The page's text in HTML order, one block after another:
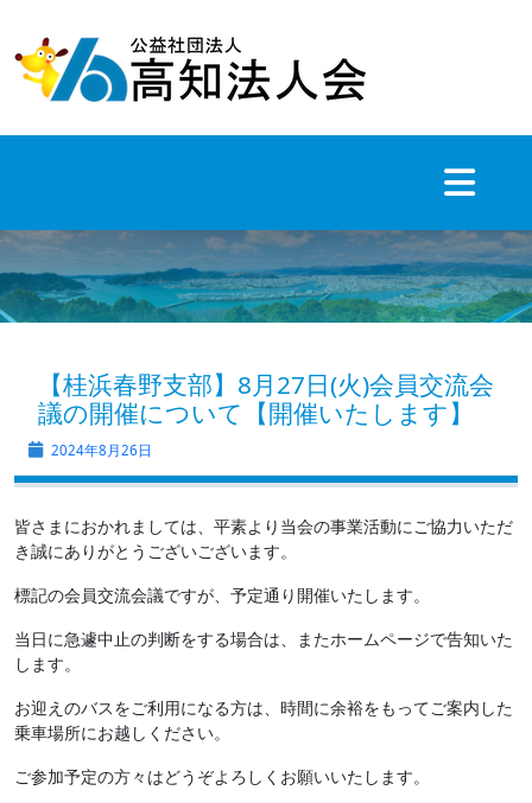
content
【桂浜春野支部】8月27日(火)会員交流会
議の開催について【開催いたします】
2024年8月26日
皆さまにおかれましては、平素より当会の事業活動にご協力いただ
き誠にありがとうございございます。
標記の会員交流会議ですが、予定通り開催いたします。
当日に急遽中止の判断をする場合は、またホームページで告知いた
します。
お迎えのバスをご利用になる方は、時間に余裕をもってご案内した
乗車場所にお越しください。
ご参加予定の方々はどうぞよろしくお願いいたします。